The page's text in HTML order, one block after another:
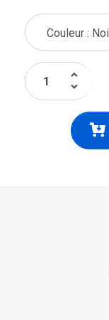
keyboard_arrow_up
keyboard_arrow_down